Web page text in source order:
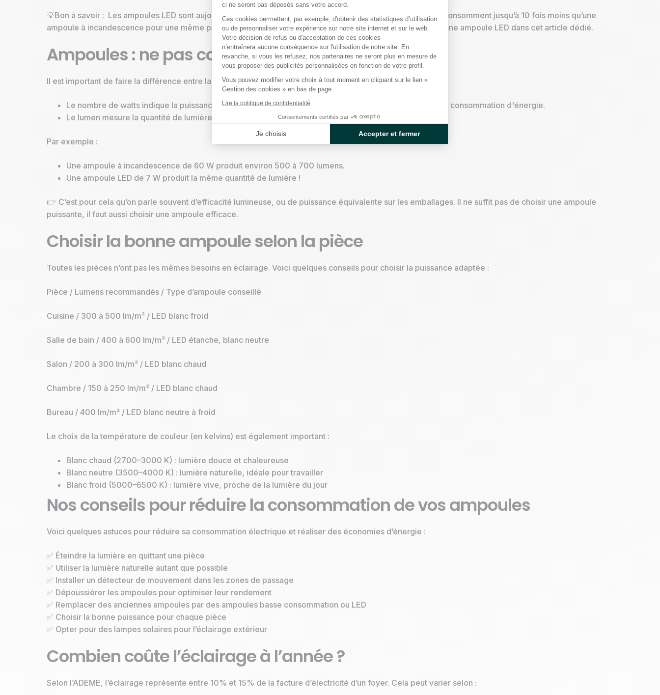
💡Bon à savoir : Les ampoules LED sont aujourd’hui les plus économes en énergie et les plus durable. Elles consomment jusqu’à 10 fois moins qu’une
ampoule à incandescence pour une même puissance lumineuse. Découvrez-en plus sur la consommation d’une ampoule LED dans cet article dédié.
Ampoules : ne pas confondre watts et lumens
Il est important de faire la différence entre la puissance (W) et la quantité de lumière (lm).
Le nombre de watts indique la puissance électrique absorbée par une ampoule, donc indirectement, sa consommation d'énergie.
Le lumen mesure la quantité de lumière produite.
Par exemple :
Une ampoule à incandescence de 60 W produit environ 500 à 700 lumens.
Une ampoule LED de 7 W produit la même quantité de lumière !
👉 C’est pour cela qu’on parle souvent d’efficacité lumineuse, ou de puissance équivalente sur les emballages. Il ne suffit pas de choisir une ampoule
puissante, il faut aussi choisir une ampoule efficace.
Choisir la bonne ampoule selon la pièce
Toutes les pièces n’ont pas les mêmes besoins en éclairage. Voici quelques conseils pour choisir la puissance adaptée :
Pièce / Lumens recommandés / Type d’ampoule conseillé
Cuisine / 300 à 500 lm/m² / LED blanc froid
Salle de bain / 400 à 600 lm/m² / LED étanche, blanc neutre
Salon / 200 à 300 lm/m² / LED blanc chaud
Chambre / 150 à 250 lm/m² / LED blanc chaud
Bureau / 400 lm/m² / LED blanc neutre à froid
Le choix de la température de couleur (en kelvins) est également important :
Blanc chaud (2700–3000 K) : lumière douce et chaleureuse
Blanc neutre (3500–4000 K) : lumière naturelle, idéale pour travailler
Blanc froid (5000–6500 K) : lumière vive, proche de la lumière du jour
Nos conseils pour réduire la consommation de vos ampoules
Voici quelques astuces pour réduire sa consommation électrique et réaliser des économies d’énergie :
✅ Éteindre la lumière en quittant une pièce
✅ Utiliser la lumière naturelle autant que possible
✅ Installer un détecteur de mouvement dans les zones de passage
✅ Dépoussiérer les ampoules pour optimiser leur rendement
✅ Remplacer des anciennes ampoules par des ampoules basse consommation ou LED
✅ Choisir la bonne puissance pour chaque pièce
✅ Opter pour des lampes solaires pour l’éclairage extérieur
Combien coûte l’éclairage à l’année ?
Selon l’ADEME, l’éclairage représente entre 10% et 15% de la facture d’électricité d’un foyer. Cela peut varier selon :
ci ne seront pas déposés sans votre accord.
Ces cookies permettent, par exemple, d'obtenir des statistiques d’utilisation
ou de personnaliser votre expérience sur notre site internet et sur le web.
Votre décision de refus ou d'acceptation de ces cookies
n’entraînera aucune conséquence sur l'utilisation de notre site. En
revanche, si vous les refusez, nos partenaires ne seront plus en mesure de
vous proposer des publicités personnalisées en fonction de votre profil.
Vous pouvez modifier votre choix à tout moment en cliquant sur le lien «
Gestion des cookies » en bas de page.
Lire la politique de confidentialité
Consentements certifiés par
Je choisis Accepter et fermer
Axeptio consent